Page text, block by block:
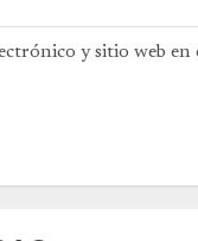
y sitio web en